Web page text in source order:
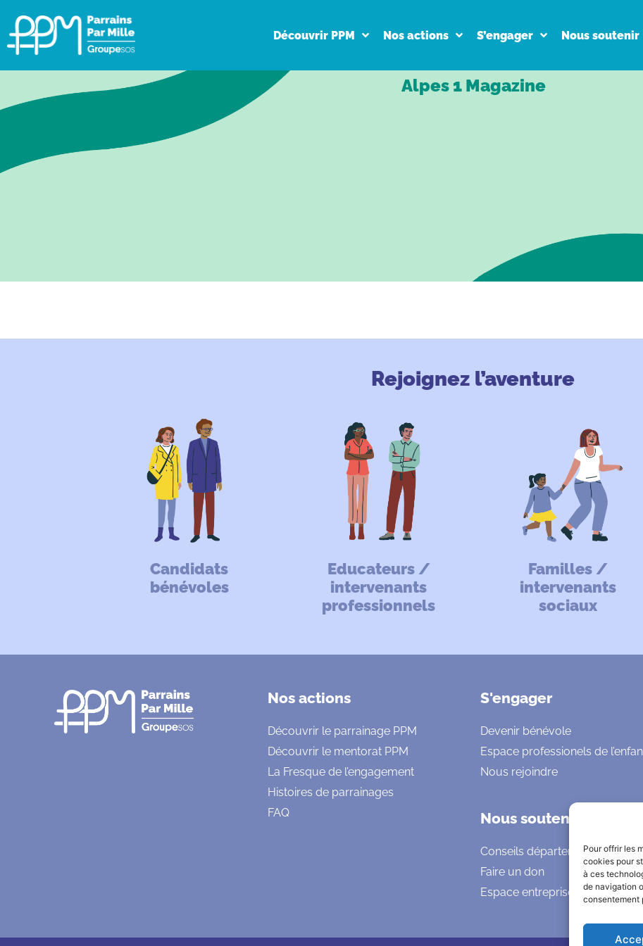
Pour offrir les
cookies pour
à ces
de navigation
consentement
Découvrir PPM Nos actions S’engager Nous soutenir
Alpes 1 Magazine
Rejoignez l’aventure
Candidats
bénévoles
Educateurs /
intervenants
professionnels
Familles /
intervenants
sociaux
Nos actions
Découvrir le parrainage PPM
Découvrir le mentorat PPM
La Fresque de l’engagement
Histoires de parrainages
FAQ
S'engager
Devenir bénévole
Espace professionels de
Nous rejoindre
Nous soutenir
Conseils départementaux
Faire un don
Espace entreprises